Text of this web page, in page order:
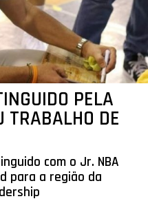
PELA
TRABALHO DE
com o Jr. NBA
para a região da